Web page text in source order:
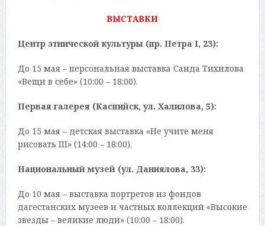
ВЫСТАВКИ
Центр этнической культуры (пр. Петра I, 23):
До 15 мая – персональная выставка Саида Тихилова
«Вещи в себе» (10:00 – 18:00).
Первая галерея (Каспийск, ул. Халилова, 5):
До 15 мая – детская выставка «Не учите меня
рисовать III» (14:00 – 18:00).
Национальный музей (ул. Даниялова, 33):
До 10 мая – выставка портретов из фондов
дагестанских музеев и частных коллекций «Высокие
звезды – великие люди» (10:00 – 18:00).